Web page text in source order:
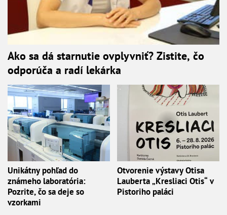
Ako sa dá starnutie ovplyvniť? Zistite, čo
odporúča a radí lekárka
Unikátny pohľad do
známeho laboratória:
Pozrite, čo sa deje so
vzorkami
Otvorenie výstavy Otisa
Lauberta „Kresliaci Otis“ v
Pistoriho paláci